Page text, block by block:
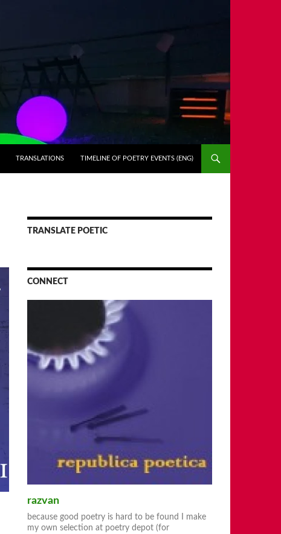
TRANSLATIONS TIMELINE OF POETRY EVENTS (ENG)
TRANSLATE POETIC
CONNECT
razvan
because good poetry is hard to be found I make
my own selection at poetry depot (for